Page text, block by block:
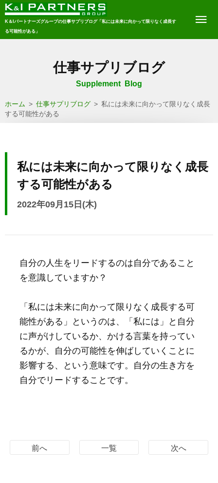
K＆Iパートナーズグループの仕事サプリブログ「私には未来に向かって限りなく成長す
る可能性がある」
仕事サプリブログ
Supplement Blog
ホーム > 仕事サプリブログ > 私には未来に向かって限りなく成長
する可能性がある
私には未来に向かって限りなく成長
する可能性がある
2022年09月15日(木)
自分の人生をリードするのは自分であること
を意識していますか？
「私には未来に向かって限りなく成長する可
能性がある」というのは、「私には」と自分
に声がけしているか、かける言葉を持ってい
るかが、自分の可能性を伸ばしていくことに
影響する、という意味です。自分の生き方を
自分でリードすることです。
前へ 一覧 次へ